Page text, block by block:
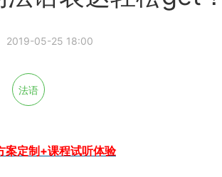
2019-05-25 18:00
法语
案定制+课程试听体验